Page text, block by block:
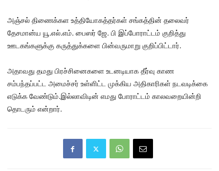
அஞ்சல் திணைக்கள உத்தியோகத்தர்கள் சங்கத்தின் தலைவர்
தேசமான்ய யூ.எல்.எம். பைஸர் ஜே. பி இப்போராட்டம் குறித்து
ஊடகங்களுக்கு கருத்துக்களை பின்வருமாறு குறிப்பிட்டார்.
அதாவது தமது பிரச்சினைகளை உடனடியாக தீர்வு காண
சம்பந்தப்பட்ட அமைச்சர் உள்ளிட்ட முக்கிய அதிகாரிகள் நடவடிக்கை
எடுக்க வேண்டும்.இல்லாவிடின் எமது போராட்டம் காலவறையின்றி
தொடரும் என்றார்.